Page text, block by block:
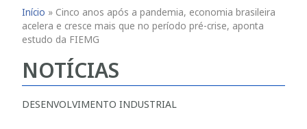
Início » Cinco anos após a pandemia, economia brasileira
acelera e cresce mais que no período pré-crise, aponta
estudo da FIEMG
NOTÍCIAS
DESENVOLVIMENTO INDUSTRIAL